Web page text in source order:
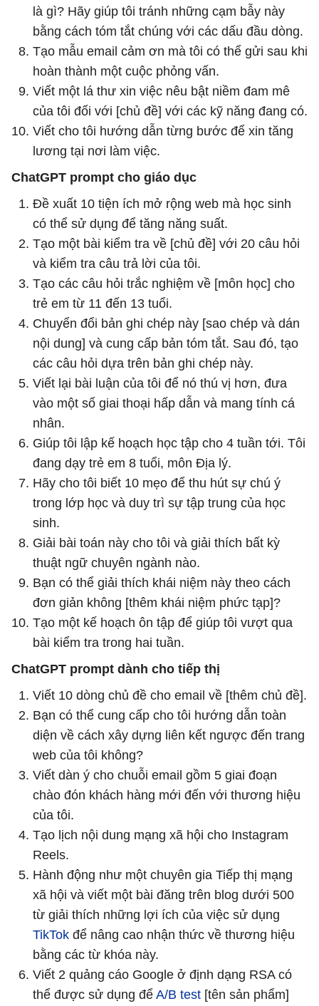
là gì? Hãy giúp tôi tránh những cạm bẫy này
bằng cách tóm tắt chúng với các dấu đầu dòng.
Tạo mẫu email cảm ơn mà tôi có thể gửi sau khi
hoàn thành một cuộc phỏng vấn.
Viết một lá thư xin việc nêu bật niềm đam mê
của tôi đối với [chủ đề] với các kỹ năng đang có.
Viết cho tôi hướng dẫn từng bước để xin tăng
lương tại nơi làm việc.
ChatGPT prompt cho giáo dục
Đề xuất 10 tiện ích mở rộng web mà học sinh
có thể sử dụng để tăng năng suất.
Tạo một bài kiểm tra về [chủ đề] với 20 câu hỏi
và kiểm tra câu trả lời của tôi.
Tạo các câu hỏi trắc nghiệm về [môn học] cho
trẻ em từ 11 đến 13 tuổi.
Chuyển đổi bản ghi chép này [sao chép và dán
nội dung] và cung cấp bản tóm tắt. Sau đó, tạo
các câu hỏi dựa trên bản ghi chép này.
Viết lại bài luận của tôi để nó thú vị hơn, đưa
vào một số giai thoại hấp dẫn và mang tính cá
nhân.
Giúp tôi lập kế hoạch học tập cho 4 tuần tới. Tôi
đang dạy trẻ em 8 tuổi, môn Địa lý.
Hãy cho tôi biết 10 mẹo để thu hút sự chú ý
trong lớp học và duy trì sự tập trung của học
sinh.
Giải bài toán này cho tôi và giải thích bất kỳ
thuật ngữ chuyên ngành nào.
Bạn có thể giải thích khái niệm này theo cách
đơn giản không [thêm khái niệm phức tạp]?
Tạo một kế hoạch ôn tập để giúp tôi vượt qua
bài kiểm tra trong hai tuần.
ChatGPT prompt dành cho tiếp thị
Viết 10 dòng chủ đề cho email về [thêm chủ đề].
Bạn có thể cung cấp cho tôi hướng dẫn toàn
diện về cách xây dựng liên kết ngược đến trang
web của tôi không?
Viết dàn ý cho chuỗi email gồm 5 giai đoạn
chào đón khách hàng mới đến với thương hiệu
của tôi.
Tạo lịch nội dung mạng xã hội cho Instagram
Reels.
Hành động như một chuyên gia Tiếp thị mạng
xã hội và viết một bài đăng trên blog dưới 500
từ giải thích những lợi ích của việc sử dụng
TikTok để nâng cao nhận thức về thương hiệu
bằng các từ khóa này.
Viết 2 quảng cáo Google ở ​​định dạng RSA có
thể được sử dụng để A/B test [tên sản phẩm]